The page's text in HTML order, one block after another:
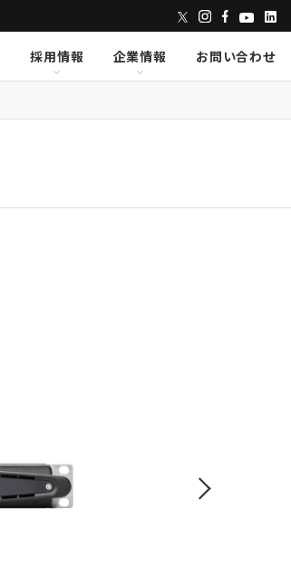
Lumens
Lumens
採用情報
企業情報
お問い合わせ